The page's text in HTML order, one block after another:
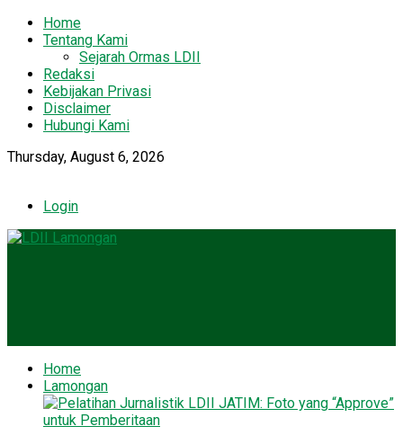
Home
Tentang Kami
Sejarah Ormas LDII
Redaksi
Kebijakan Privasi
Disclaimer
Hubungi Kami
Thursday, August 6, 2026
Login
Home
Lamongan